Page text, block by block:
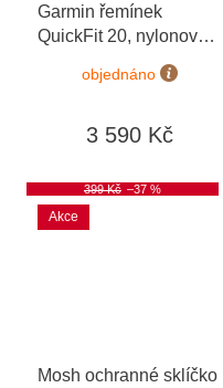
Garmin řemínek
QuickFit 20, nylonový,
černý, černá přezka
objednáno
3 590 Kč
Akce
399 Kč –37 %
Mosh ochranné sklíčko